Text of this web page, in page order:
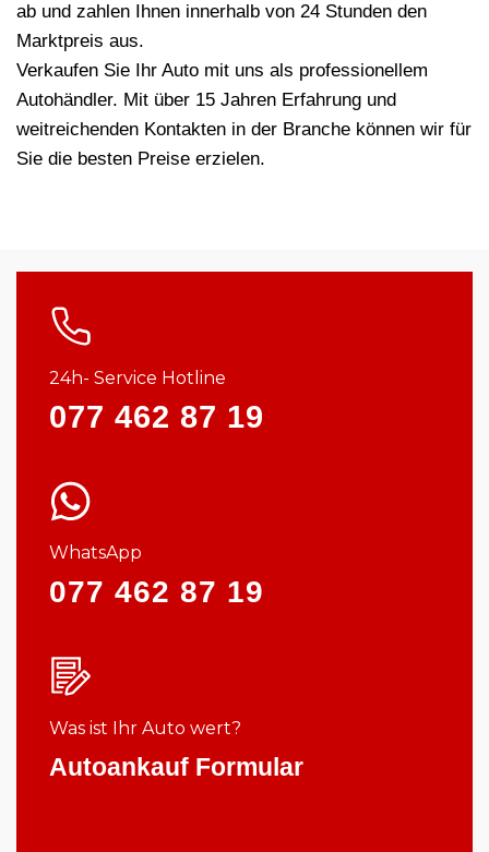
ab und zahlen Ihnen innerhalb von 24 Stunden den
Marktpreis aus.
Verkaufen Sie Ihr Auto mit uns als professionellem
Autohändler. Mit über 15 Jahren Erfahrung und
weitreichenden Kontakten in der Branche können wir für
Sie die besten Preise erzielen.
24h- Service Hotline
077 462 87 19
WhatsApp
077 462 87 19
Was ist Ihr Auto wert?
Autoankauf Formular